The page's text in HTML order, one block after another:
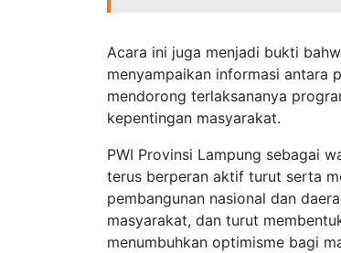
Acara ini juga menjadi bukti
menyampaikan informasi antara
mendorong terlaksananya
kepentingan masyarakat.
PWI Provinsi Lampung sebagai
terus berperan aktif turut serta
pembangunan nasional dan
masyarakat, dan turut
menumbuhkan optimisme bagi